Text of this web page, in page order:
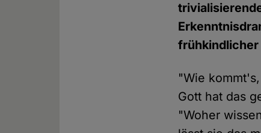
"Wie
Gott hat das
"Woher